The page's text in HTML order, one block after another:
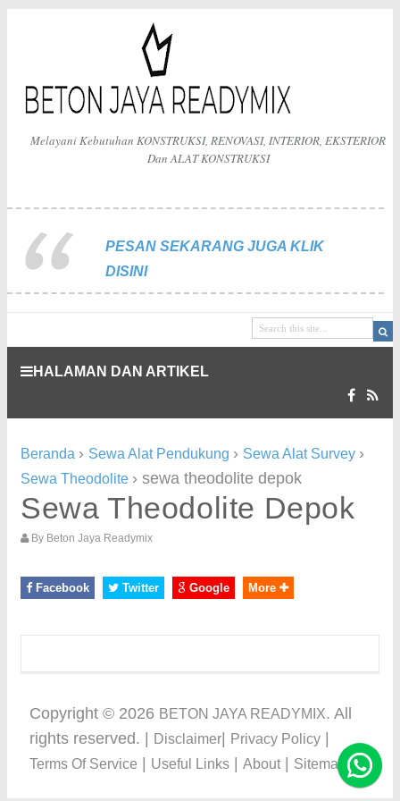
Melayani Kebutuhan KONSTRUKSI, RENOVASI, INTERIOR, EKSTERIOR
Dan ALAT KONSTRUKSI
PESAN SEKARANG JUGA KLIK
DISINI
HALAMAN DAN ARTIKEL
Beranda › Sewa Alat Pendukung › Sewa Alat Survey ›
Sewa Theodolite › sewa theodolite depok
Sewa Theodolite Depok
By Beton Jaya Readymix
Facebook Twitter Google More
Copyright © 2026 BETON JAYA READYMIX. All
rights reserved. |
Disclaimer Privacy Policy
Terms Of Service Useful Links About| Sitemap